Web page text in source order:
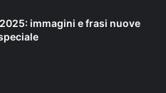
immagini e frasi nuove